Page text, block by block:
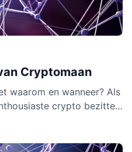
Cryptomaan
waarom en wanneer? Als
crypto bezitter
de webshop te